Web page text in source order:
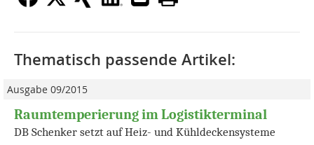
Thematisch passende Artikel:
Ausgabe 09/2015
Raumtemperierung im Logistikterminal
DB Schenker setzt auf Heiz- und Kühldeckensysteme